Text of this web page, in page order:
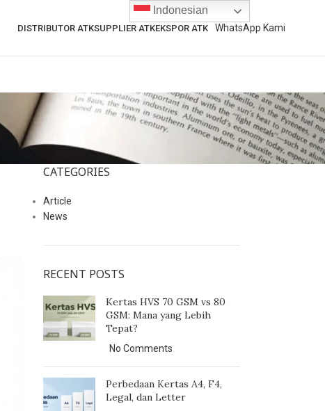
DISTRIBUTOR ATKSUPPLIER ATKEKSPOR ATK WhatsApp Kami
CATEGORIES
Article
News
RECENT POSTS
Kertas HVS 70 GSM vs 80
GSM: Mana yang Lebih
Tepat?
No Comments
Perbedaan Kertas A4, F4,
Legal, dan Letter
Indonesian